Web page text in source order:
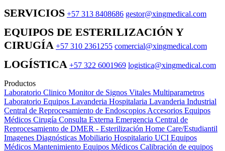
SERVICIOS +57 313 8408686 gestor@xingmedical.com
EQUIPOS DE ESTERILIZACIÓN Y
CIRUGÍA +57 310 2361255 comercial@xingmedical.com
LOGÍSTICA +57 322 6001969 logistica@xingmedical.com
Productos
Laboratorio Clinico Monitor de Signos Vitales Multiparametros
Laboratorio Equipos Lavanderia Hospitalaria Lavanderia Industrial
Central de Reprocesamiento de Endoscopios Accesorios Equipos
Médicos Cirugía Consulta Externa Emergencia Central de
Reprocesamiento de DMER - Esterilización Home Care/Estudiantil
Imagenes Diagnósticas Mobiliario Hospitalario UCI Equipos
Médicos Mantenimiento Equipos Médicos Calibración de equipos